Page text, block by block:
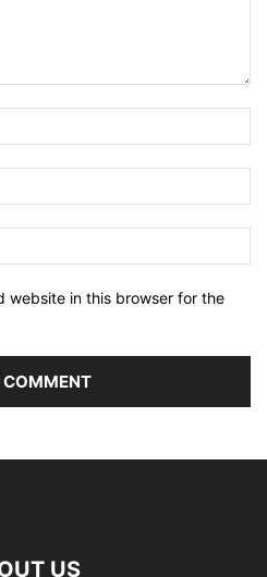
website in this browser for the
US